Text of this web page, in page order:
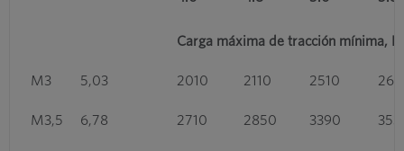
Carga máxima de tracción mínima, F
M3 5,03 2010 2110 2510
M3,5 6,78 2710 2850 3390